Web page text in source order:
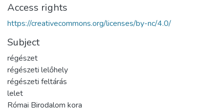
Access rights
https://creativecommons.org/licenses/by-nc/4.0/
Subject
régészet
régészeti lelőhely
régészeti feltárás
lelet
Római Birodalom kora